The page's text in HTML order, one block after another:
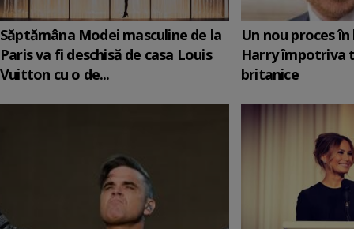
Săptămâna Modei masculine de la
Paris va fi deschisă de casa Louis
Vuitton cu o de...
Un nou proces
Harry împotriva
britanice